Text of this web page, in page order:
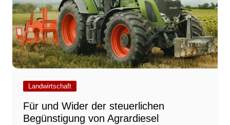
Landwirtschaft
Für und Wider der steuerlichen
Begünstigung von Agrardiesel